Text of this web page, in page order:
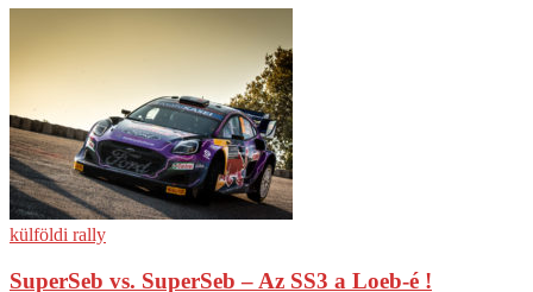
külföldi rally
SuperSeb vs. SuperSeb – Az SS3 a Loeb-é !